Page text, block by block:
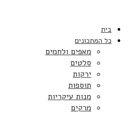
בית
כל המתכונים
מאפים ולחמים
סלטים
ירקות
תוספות
מנות עיקריות
מרקים